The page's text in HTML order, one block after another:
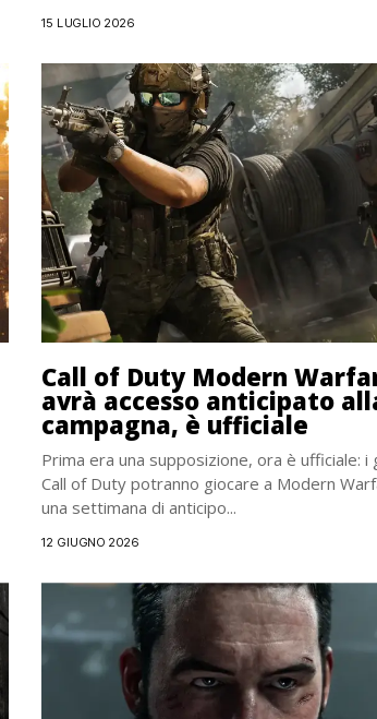
15 LUGLIO 2026
Call of Duty Modern
avrà accesso anticipato
campagna, è ufficiale
Prima era una supposizione, ora è ufficiale: i
Call of Duty potranno giocare a Modern
una settimana di anticipo...
12 GIUGNO 2026